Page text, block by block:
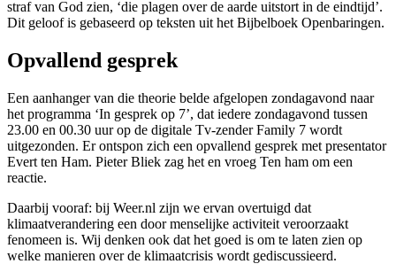
straf van God zien, ‘die plagen over de aarde uitstort in de eindtijd’.
Dit geloof is gebaseerd op teksten uit het Bijbelboek Openbaringen.
Opvallend gesprek
Een aanhanger van die theorie belde afgelopen zondagavond naar
het programma ‘In gesprek op 7’, dat iedere zondagavond tussen
23.00 en 00.30 uur op de digitale Tv-zender Family 7 wordt
uitgezonden. Er ontspon zich een opvallend gesprek met presentator
Evert ten Ham. Pieter Bliek zag het en vroeg Ten ham om een
reactie.
Daarbij vooraf: bij Weer.nl zijn we ervan overtuigd dat
klimaatverandering een door menselijke activiteit veroorzaakt
fenomeen is. Wij denken ook dat het goed is om te laten zien op
welke manieren over de klimaatcrisis wordt gediscussieerd.